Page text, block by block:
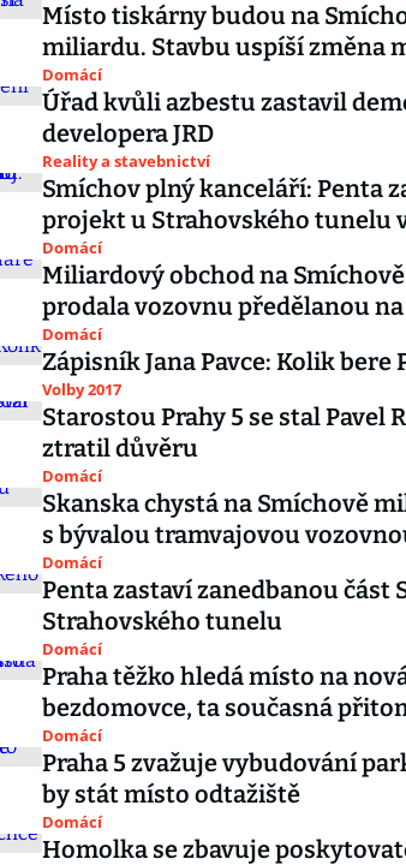
Místo tiskárny budou na
miliardu. Stavbu uspíší změna
Domácí
Úřad kvůli azbestu zastavil
developera JRD
Reality a stavebnictví
Smíchov plný kanceláří: Penta
projekt u Strahovského tunelu
Domácí
Miliardový obchod na
prodala vozovnu předělanou
Domácí
Zápisník Jana Pavce: Kolik bere
Volby 2017
Starostou Prahy 5 se stal Pavel
ztratil důvěru
Domácí
Skanska chystá na Smíchově
s bývalou tramvajovou
Domácí
Penta zastaví zanedbanou část
Strahovského tunelu
Domácí
Praha těžko hledá místo na
bezdomovce, ta současná
Domácí
Praha 5 zvažuje vybudování
by stát místo odtažiště
Domácí
Homolka se zbavuje